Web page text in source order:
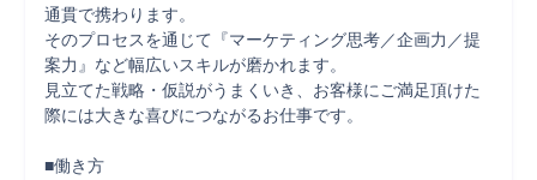
通貫で携わります。
そのプロセスを通じて『マーケティング思考／企画力／提
案力』など幅広いスキルが磨かれます。
見立てた戦略・仮説がうまくいき、お客様にご満足頂けた
際には大きな喜びにつながるお仕事です。
■働き方